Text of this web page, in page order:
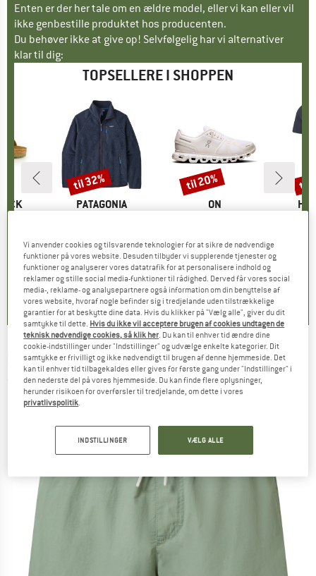
Enten er der her tale om en ældre model, eller vi kan eller vil
ikke genbestille produktet hos producenten.
Du behøver ikke at give op! Selvfølgelig har vi alternativer
klar til dig:
TOPSELLERE I SHOPPEN
pris
€
6
)
MÆRKE
PATAGONIA
Pris
149,95 € Nedsat pris
fra 101,97 €
+1
4,6(71)
Rabat
til 32%
MÆRKE
ON
Pris
159,95 € Nedsat pris
fra127,96 €
+9
4,7(48)
Rabat
til 20% til
ECOALF -Lanaialf Swimsuit - Badebukser
(0)
Vi anvender cookies og tilsvarende teknologier for at sikre de nødvendige
funktioner på vores website. Desuden tilbyder vi supplerende tjenester og
funktioner og analyserer vores datatrafik for at personalisere indhold og
reklamer og stille social media-funktioner til rådighed. Derved får vores social
media-, reklame- og analysepartnere også information om din benyttelse af
vores website, hvoraf nogle befinder sig i tredjelande uden tilstrækkelige
garantier for at beskytte dine data. Hvis du klikker på "Vælg alle", giver du dit
samtykke til dette. Hvis du ikke vil acceptere brugen af cookies undtagen de
teknisk nødvendige cookies, så klik her . Du kan til enhver tid ændre dine
cookie-indstillinger under "Indstillinger" og udvælge enkelte kategorier. Dit
samtykke er frivilligt og ikke nødvendigt til brugen af denne hjemmeside. Det
kan til enhver tid tilbagekaldes eller gives for første gang under "Indstillinger" i
den nederste del på vores hjemmeside. Du kan finde flere oplysninger,
herunder risikoen for overførsler til tredjelande, om dette i vores
privatlivspolitik
INDSTILLINGER VÆLG ALLE